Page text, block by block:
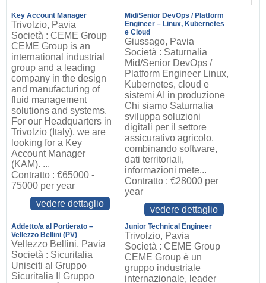
Key Account Manager
Trivolzio, Pavia
Società : CEME Group
CEME Group is an
international industrial
group and a leading
company in the design
and manufacturing of
fluid management
solutions and systems.
For our Headquarters in
Trivolzio (Italy), we are
looking for a Key
Account Manager
(KAM). ...
Contratto : €65000 -
75000 per year
vedere dettaglio
Mid/Senior DevOps / Platform
Engineer – Linux, Kubernetes
e Cloud
Giussago, Pavia
Società : Saturnalia
Mid/Senior DevOps /
Platform Engineer Linux,
Kubernetes, cloud e
sistemi AI in produzione
Chi siamo Saturnalia
sviluppa soluzioni
digitali per il settore
assicurativo agricolo,
combinando software,
dati territoriali,
informazioni mete...
Contratto : €28000 per
year
vedere dettaglio
Addetto/a al Portierato –
Vellezzo Bellini (PV)
Vellezzo Bellini, Pavia
Società : Sicuritalia
Unisciti al Gruppo
Sicuritalia Il Gruppo
Junior Technical Engineer
Trivolzio, Pavia
Società : CEME Group
CEME Group è un
gruppo industriale
internazionale, leader